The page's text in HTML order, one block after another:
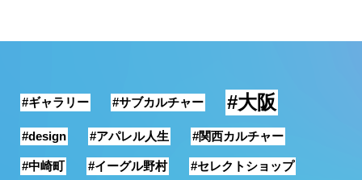
#ギャラリー #サブカルチャー #大阪
#design #アパレル人生 #関西カルチャー
#中崎町 #イーグル野村 #セレクトショップ